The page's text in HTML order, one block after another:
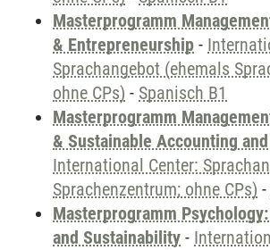
Masterprogramm
& Entrepreneurship -
Sprachangebot (ehemals
ohne CPs) - Spanisch B1
Masterprogramm
& Sustainable Accounting
International Center:
Sprachenzentrum; ohne CPs) -
Masterprogramm
and Sustainability -